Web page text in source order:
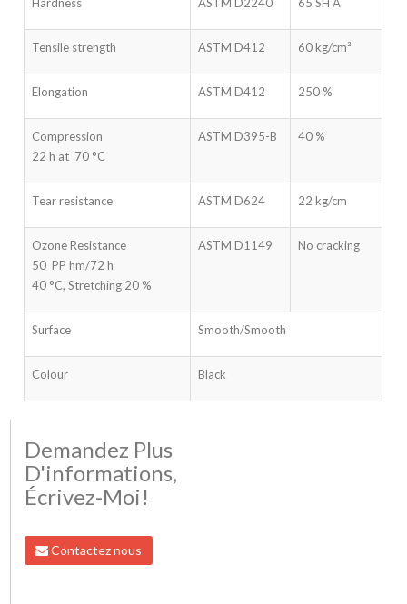
Tensile strength ASTM D412 60 kg/cm²
Elongation ASTM D412 250 %
Compression
22 h at 70 °C
ASTM D395-B 40 %
Tear resistance ASTM D624 22 kg/cm
Ozone Resistance
50 PP hm/72 h
40 °C, Stretching 20 %
ASTM D1149 No cracking
Surface Smooth/Smooth
Colour Black
Demandez Plus
D'informations,
Écrivez-Moi!
Contactez nous